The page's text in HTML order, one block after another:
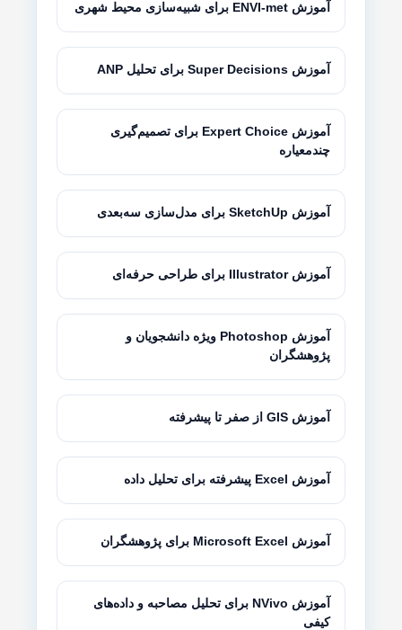
آموزش ENVI-met برای شبیه‌سازی محیط شهری
آموزش Super Decisions برای تحلیل ANP
آموزش Expert Choice برای تصمیم‌گیری
چندمعیاره
آموزش SketchUp برای مدل‌سازی سه‌بعدی
آموزش Illustrator برای طراحی حرفه‌ای
آموزش Photoshop ویژه دانشجویان و
پژوهشگران
آموزش GIS از صفر تا پیشرفته
آموزش Excel پیشرفته برای تحلیل داده
آموزش Microsoft Excel برای پژوهشگران
آموزش NVivo برای تحلیل مصاحبه و داده‌های
کیفی